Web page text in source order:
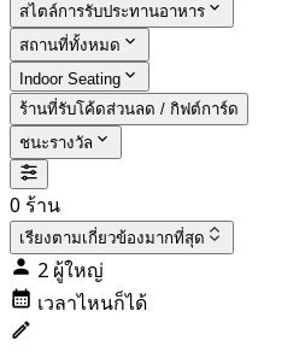
สไตล์การรับประทานอาหาร
สถานที่ทั้งหมด
Indoor Seating
ร้านที่รับโค้ดส่วนลด / กิฟต์การ์ด
ชนะรางวัล
0 ร้าน
เรียงตามเกี่ยวข้องมากที่สุด
2 ผู้ใหญ่
เวลาไหนก็ได้